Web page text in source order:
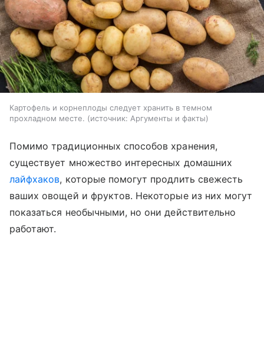
Картофель и корнеплоды следует хранить в темном
прохладном месте.
источник: Аргументы и факты
Помимо традиционных способов хранения,
существует множество интересных домашних
лайфхаков, которые помогут продлить свежесть
ваших овощей и фруктов. Некоторые из них могут
показаться необычными, но они действительно
работают.